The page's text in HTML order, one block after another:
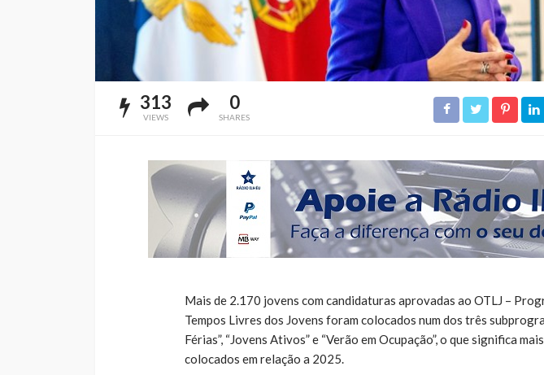
313
VIEWS
0
SHARES
Mais de 2.170 jovens com candidaturas aprovadas ao OTLJ –
Tempos Livres dos Jovens foram colocados num dos três
Férias”, “Jovens Ativos” e “Verão em Ocupação”, o que significa
colocados em relação a 2025.